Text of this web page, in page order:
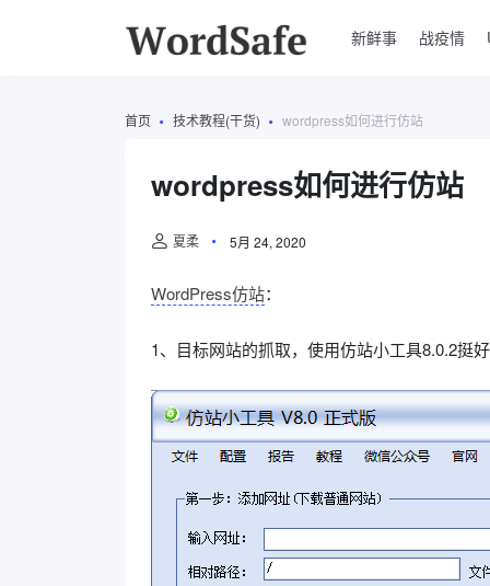
新鲜事 战疫情
首页 技术教程(干货) wordpress如何进行仿站
wordpress如何进行仿站
夏柔 5月 24, 2020
WordPress仿站：
1、目标网站的抓取，使用仿站小工具8.0.2挺